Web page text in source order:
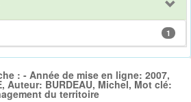
1
: - Année de mise en ligne: 2007,
Auteur: BURDEAU, Michel, Mot clé:
du territoire